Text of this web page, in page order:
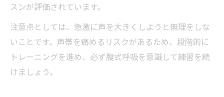
スンが評価されています。
注意点としては、急激に声を大きくしようと無理をしな
いことです。声帯を痛めるリスクがあるため、段階的に
トレーニングを進め、必ず腹式呼吸を意識して練習を続
けましょう。